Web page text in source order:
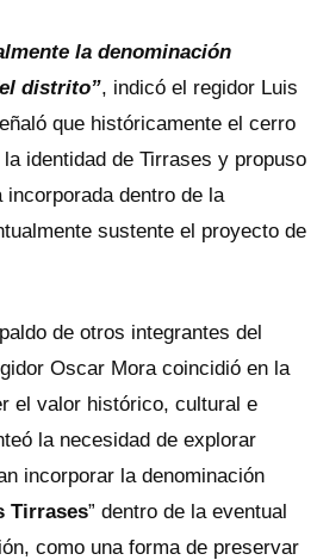
la denominación
distrito”, indicó el regidor Luis
que históricamente el cerro
identidad de Tirrases y propuso
dentro de la
sustente el proyecto de
de otros integrantes del
Oscar Mora coincidió en la
el valor histórico, cultural e
la necesidad de explorar
incorporar la denominación
Tirrases” dentro de la eventual
como una forma de preservar